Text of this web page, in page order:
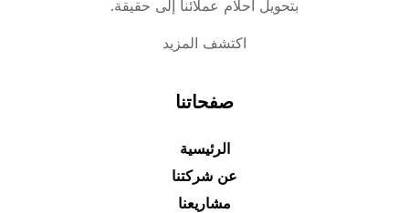
بتحويل أحلام عملائنا إلى حقيقة.
اكتشف المزيد
صفحاتنا
الرئيسية
عن شركتنا
مشاريعنا